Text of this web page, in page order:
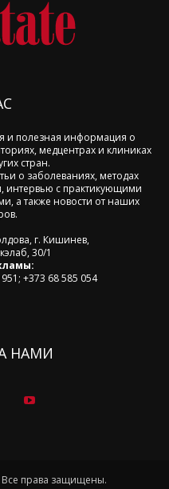
и полезная информация о
медцентрах и клиниках
стран.
о заболеваниях, методах
интервью с практикующими
а также новости от наших
г. Кишинев,
30/1
+373 68 585 054
НАМИ
права защищены.